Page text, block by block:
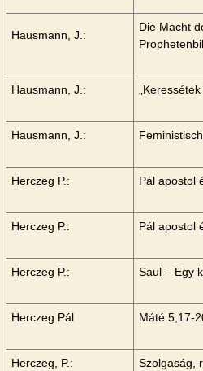
Hausmann, J.:
Die Macht
Hausmann, J.:
Hausmann, J.:
Herczeg P.: Pál apostol
Herczeg P.: Pál apostol
Herczeg P.: Saul – Egy
Herczeg Pál Máté 5,17-
Herczeg, P.: Szolgaság,